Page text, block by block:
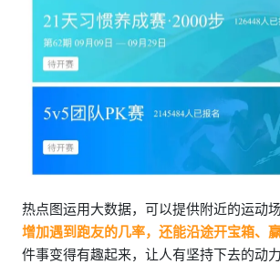
热点图运用大数据，可以提供附近的运动
增加遇到跑友的几率，还能沿途开宝箱、赢
件事变得有趣起来，让人有坚持下去的动力